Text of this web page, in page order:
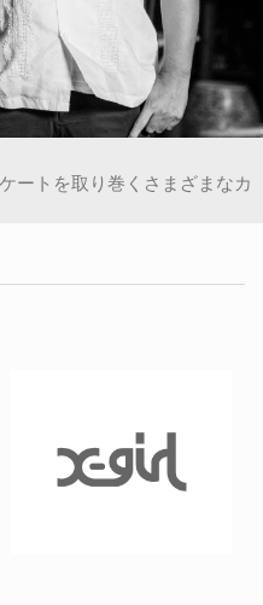
ートを取り巻くさまざまなカ